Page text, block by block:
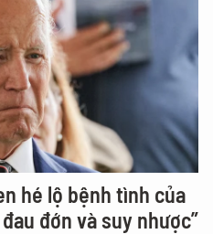
hé lộ bệnh tình của
đớn và suy nhược”